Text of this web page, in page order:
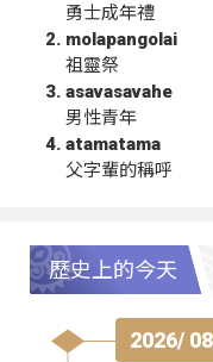
勇士成年禮
molapangolai
祖靈祭
asavasavahe
男性青年
atamatama
父字輩的稱呼
歷史上的今天
2026/